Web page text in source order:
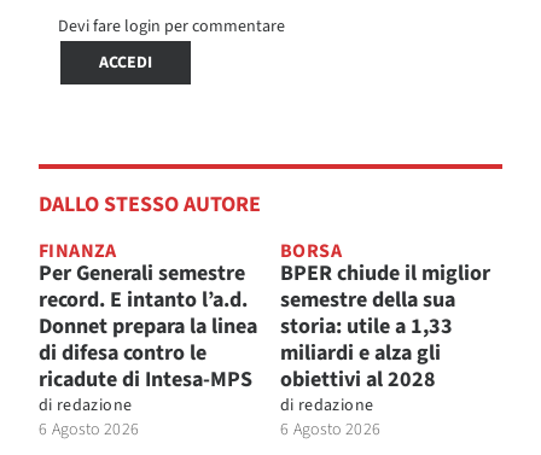
Devi fare login per commentare
ACCEDI
DALLO STESSO AUTORE
FINANZA
Per Generali semestre
record. E intanto l’a.d.
Donnet prepara la linea
di difesa contro le
ricadute di Intesa-MPS
di redazione
6 Agosto 2026
BORSA
BPER chiude il miglior
semestre della sua
storia: utile a 1,33
miliardi e alza gli
obiettivi al 2028
di redazione
6 Agosto 2026